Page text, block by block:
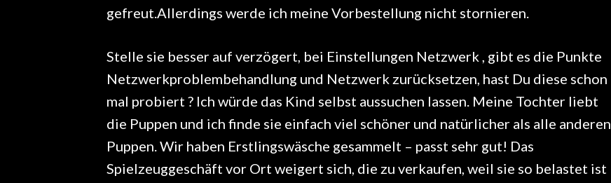
gefreut.Allerdings werde ich meine Vorbestellung nicht stornieren.
Stelle sie besser auf verzögert, bei Einstellungen Netzwerk , gibt es die Punkte
Netzwerkproblembehandlung und Netzwerk zurücksetzen, hast Du diese schon
mal probiert ? Ich würde das Kind selbst aussuchen lassen. Meine Tochter liebt
die Puppen und ich finde sie einfach viel schöner und natürlicher als alle anderen
Puppen. Wir haben Erstlingswäsche gesammelt – passt sehr gut! Das
Spielzeuggeschäft vor Ort weigert sich, die zu verkaufen, weil sie so belastet ist